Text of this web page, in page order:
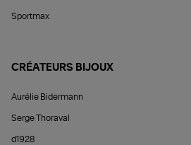
Sportmax
CRÉATEURS BIJOUX
Aurélie Bidermann
Serge Thoraval
d1928